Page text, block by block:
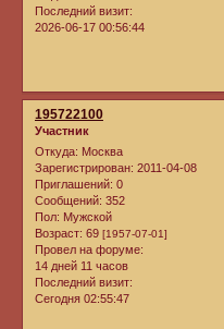
Последний визит:
2026-06-17 00:56:44
195722100
Участник
Откуда: Москва
Зарегистрирован: 2011-04-08
Приглашений: 0
Сообщений: 352
Пол: Мужской
Возраст: 69 [1957-07-01]
Провел на форуме:
14 дней 11 часов
Последний визит:
Сегодня 02:55:47